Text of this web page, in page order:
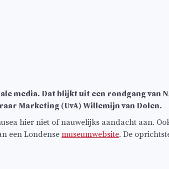
media. Dat blijkt uit een rondgang van
Marketing (UvA) Willemijn van Dolen.
hier niet of nauwelijks aandacht aan.
een Londense museumwebsite. De